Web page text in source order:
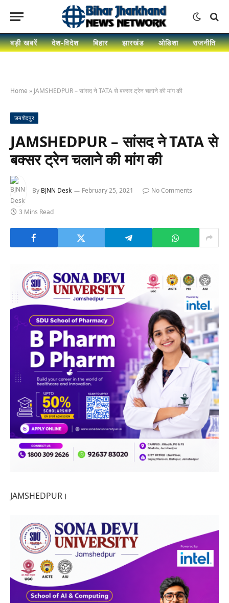
बड़ी खबरें देश-विदेश बिहार झारखंड ओडिशा राजनीति
Home » JAMSHEDPUR – सांसद ने TATA से बक्सर ट्रेन चलाने की मांग की
जमशेदपुर
JAMSHEDPUR – सांसद ने TATA से
बक्सर ट्रेन चलाने की मांग की
By BJNN Desk February 25, 2021 No Comments
3 Mins Read
JAMSHEDPUR।